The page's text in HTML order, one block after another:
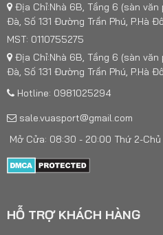
Địa Chỉ:Nhà 6B, Tầng 6 (sàn văn
Đà, Số 131 Đường Trần Phú, P.Hà
MST: 0110755275
Địa Chỉ:Nhà 6B, Tầng 6 (sàn văn
Đà, Số 131 Đường Trần Phú, P.Hà
Hotline: 0981025294
sale.vuasport@gmail.com
Mở Cửa: 08:30 - 20:00 Thứ 2-Chủ
HỖ TRỢ KHÁCH HÀNG